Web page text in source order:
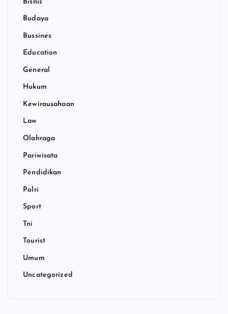
Bisnis
Budaya
Bussines
Education
General
Hukum
Kewirausahaan
Law
Olahraga
Pariwisata
Pendidikan
Polri
Sport
Tni
Tourist
Umum
Uncategorized